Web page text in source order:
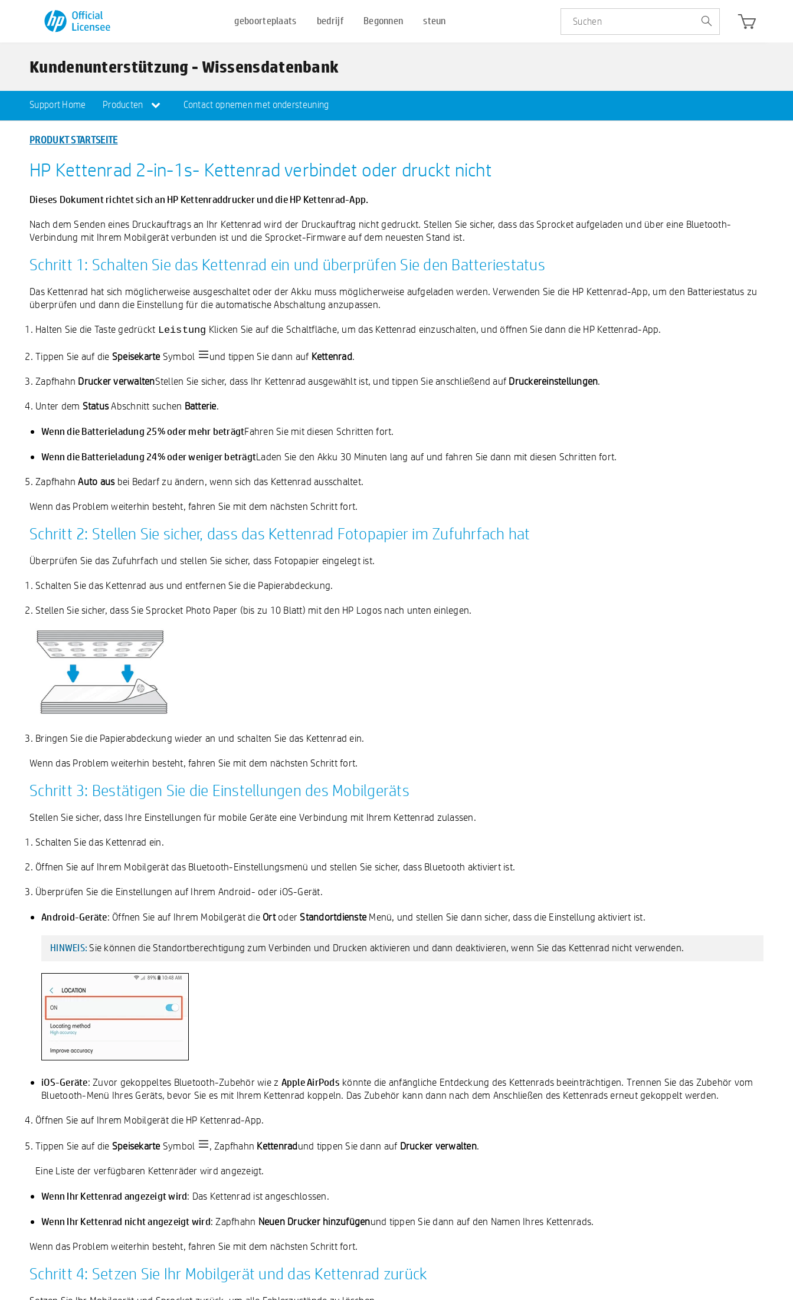
geboorteplaats bedrijf Begonnen steun
Kundenunterstützung - Wissensdatenbank
Support Home Producten Contact opnemen met ondersteuning
PRODUKT STARTSEITE
HP Kettenrad 2-in-1s- Kettenrad verbindet oder druckt nicht
Dieses Dokument richtet sich an HP Kettenraddrucker und die HP Kettenrad-App.
Nach dem Senden eines Druckauftrags an Ihr Kettenrad wird der Druckauftrag nicht gedruckt. Stellen Sie sicher, dass das Sprocket aufgeladen und über eine Bluetooth-
Verbindung mit Ihrem Mobilgerät verbunden ist und die Sprocket-Firmware auf dem neuesten Stand ist.
Schritt 1: Schalten Sie das Kettenrad ein und überprüfen Sie den Batteriestatus
Das Kettenrad hat sich möglicherweise ausgeschaltet oder der Akku muss möglicherweise aufgeladen werden. Verwenden Sie die HP Kettenrad-App, um den Batteriestatus zu
überprüfen und dann die Einstellung für die automatische Abschaltung anzupassen.
Halten Sie die Taste gedrückt Leistung Klicken Sie auf die Schaltfläche, um das Kettenrad einzuschalten, und öffnen Sie dann die HP Kettenrad-App.
Tippen Sie auf die Speisekarte Symbol und tippen Sie dann auf Kettenrad.
Zapfhahn Drucker verwaltenStellen Sie sicher, dass Ihr Kettenrad ausgewählt ist, und tippen Sie anschließend auf Druckereinstellungen.
Unter dem StatusAbschnitt suchen Batterie.
Wenn die Batterieladung 25% oder mehr beträgtFahren Sie mit diesen Schritten fort.
Wenn die Batterieladung 24% oder weniger beträgtLaden Sie den Akku 30 Minuten lang auf und fahren Sie dann mit diesen Schritten fort.
ZapfhahnAuto ausbei Bedarf zu ändern, wenn sich das Kettenrad ausschaltet.
Wenn das Problem weiterhin besteht, fahren Sie mit dem nächsten Schritt fort.
Schritt 2: Stellen Sie sicher, dass das Kettenrad Fotopapier im Zufuhrfach hat
Überprüfen Sie das Zufuhrfach und stellen Sie sicher, dass Fotopapier eingelegt ist.
Schalten Sie das Kettenrad aus und entfernen Sie die Papierabdeckung.
Stellen Sie sicher, dass Sie Sprocket Photo Paper (bis zu 10 Blatt) mit den HP Logos nach unten einlegen.
Bringen Sie die Papierabdeckung wieder an und schalten Sie das Kettenrad ein.
Wenn das Problem weiterhin besteht, fahren Sie mit dem nächsten Schritt fort.
Schritt 3: Bestätigen Sie die Einstellungen des Mobilgeräts
Stellen Sie sicher, dass Ihre Einstellungen für mobile Geräte eine Verbindung mit Ihrem Kettenrad zulassen.
Schalten Sie das Kettenrad ein.
Öffnen Sie auf Ihrem Mobilgerät das Bluetooth-Einstellungsmenü und stellen Sie sicher, dass Bluetooth aktiviert ist.
Überprüfen Sie die Einstellungen auf Ihrem Android- oder iOS-Gerät.
Android-Geräte: Öffnen Sie auf Ihrem Mobilgerät die OrtoderStandortdienste Menü, und stellen Sie dann sicher, dass die Einstellung aktiviert ist.
HINWEIS: Sie können die Standortberechtigung zum Verbinden und Drucken aktivieren und dann deaktivieren, wenn Sie das Kettenrad nicht verwenden.
iOS-Geräte: Zuvor gekoppeltes Bluetooth-Zubehör wie z Apple AirPods könnte die anfängliche Entdeckung des Kettenrads beeinträchtigen. Trennen Sie das Zubehör vom
Bluetooth-Menü Ihres Geräts, bevor Sie es mit Ihrem Kettenrad koppeln. Das Zubehör kann dann nach dem Anschließen des Kettenrads erneut gekoppelt werden.
Öffnen Sie auf Ihrem Mobilgerät die HP Kettenrad-App.
Tippen Sie auf die Speisekarte Symbol , Zapfhahn Kettenradund tippen Sie dann auf Drucker verwalten.
Eine Liste der verfügbaren Kettenräder wird angezeigt.
Wenn Ihr Kettenrad angezeigt wird: Das Kettenrad ist angeschlossen.
Wenn Ihr Kettenrad nicht angezeigt wird: Zapfhahn Neuen Drucker hinzufügenund tippen Sie dann auf den Namen Ihres Kettenrads.
Wenn das Problem weiterhin besteht, fahren Sie mit dem nächsten Schritt fort.
Schritt 4: Setzen Sie Ihr Mobilgerät und das Kettenrad zurück